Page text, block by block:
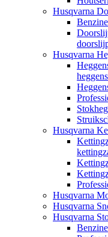
Husqvarna
Husqvarna
Husqvarna
Husqvarna
Husqvarna
Husqvarna